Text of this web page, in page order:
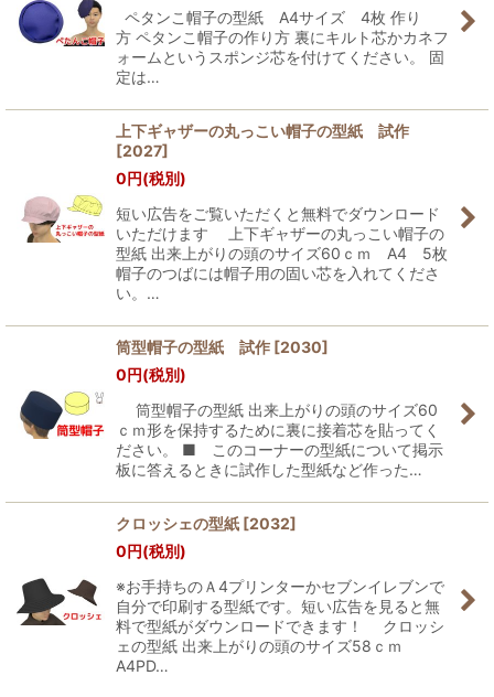
ペタンこ帽子の型紙 A4サイズ 4枚 作り
方 ペタンこ帽子の作り方 裏にキルト芯かカネフ
ォームというスポンジ芯を付けてください。 固
定は…
上下ギャザーの丸っこい帽子の型紙 試作
[2027]
0円(税別)
短い広告をご覧いただくと無料でダウンロード
いただけます 上下ギャザーの丸っこい帽子の
型紙 出来上がりの頭のサイズ60ｃｍ A4 5枚
帽子のつばには帽子用の固い芯を入れてくださ
い。…
筒型帽子の型紙 試作 [2030]
0円(税別)
筒型帽子の型紙 出来上がりの頭のサイズ60
ｃｍ形を保持するために裏に接着芯を貼ってく
ださい。 ■ このコーナーの型紙について掲示
板に答えるときに試作した型紙など作った…
クロッシェの型紙 [2032]
0円(税別)
※お手持ちのＡ4プリンターかセブンイレブンで
自分で印刷する型紙です。短い広告を見ると無
料で型紙がダウンロードできます！ クロッシ
ェの型紙 出来上がりの頭のサイズ58ｃｍ
A4PD…